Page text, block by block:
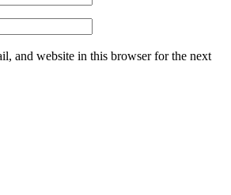
and website in this browser for the next